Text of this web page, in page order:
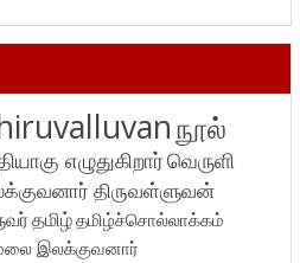
நூல்
எழுதுகிறார்வெருளி
திருவள்ளுவன்
தமிழ்தமிழ்ச்சொல்லாக்கம்
இலக்குவனார்